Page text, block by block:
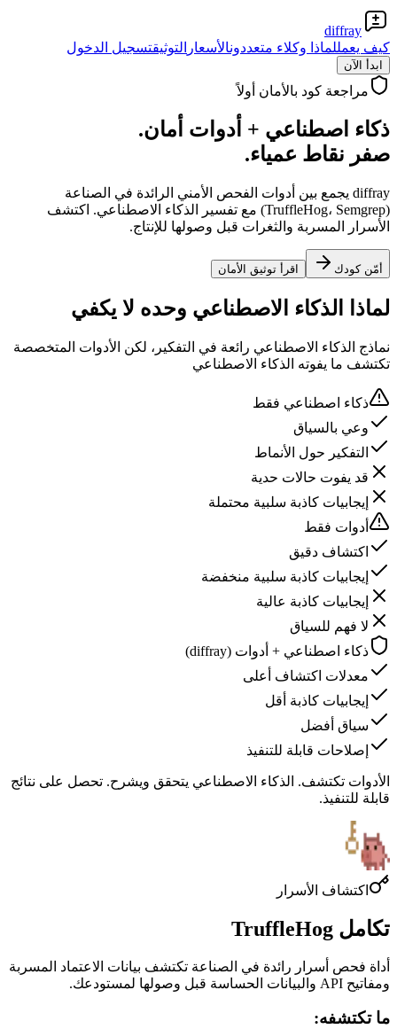
diffray
كيف يعمللماذا وكلاء متعددونالأسعار التوثيقتسجيل الدخول
ابدأ الآن
مراجعة كود بالأمان أولاً
ذكاء اصطناعي + أدوات أمان.
صفر نقاط عمياء.
diffray يجمع بين أدوات الفحص الأمني الرائدة في الصناعة
(TruffleHog، Semgrep) مع تفسير الذكاء الاصطناعي. اكتشف
الأسرار المسربة والثغرات قبل وصولها للإنتاج.
أمّن كودك اقرأ توثيق الأمان
لماذا الذكاء الاصطناعي وحده لا يكفي
نماذج الذكاء الاصطناعي رائعة في التفكير، لكن الأدوات المتخصصة
تكتشف ما يفوته الذكاء الاصطناعي
ذكاء اصطناعي فقط
وعي بالسياق
التفكير حول الأنماط
قد يفوت حالات حدية
إيجابيات كاذبة سلبية محتملة
أدوات فقط
اكتشاف دقيق
إيجابيات كاذبة سلبية منخفضة
إيجابيات كاذبة عالية
لا فهم للسياق
ذكاء اصطناعي + أدوات (diffray)
معدلات اكتشاف أعلى
إيجابيات كاذبة أقل
سياق أفضل
إصلاحات قابلة للتنفيذ
الأدوات تكتشف. الذكاء الاصطناعي يتحقق ويشرح. تحصل على نتائج
قابلة للتنفيذ.
اكتشاف الأسرار
تكامل TruffleHog
أداة فحص أسرار رائدة في الصناعة تكتشف بيانات الاعتماد المسربة
ومفاتيح API والبيانات الحساسة قبل وصولها لمستودعك.
ما تكتشفه: